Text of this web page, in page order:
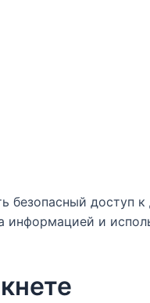
безопасный доступ к
и